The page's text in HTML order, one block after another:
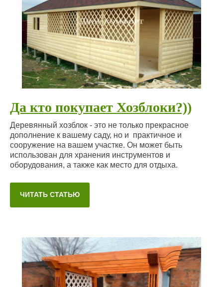
Да кто покупает Хозблоки?))
Деревянный хозблок - это не только прекрасное
дополнение к вашему саду, но и практичное и
сооружение на вашем участке. Он может быть
использован для хранения инструментов и
оборудования, а также как место для отдыха.
ЧИТАТЬ СТАТЬЮ